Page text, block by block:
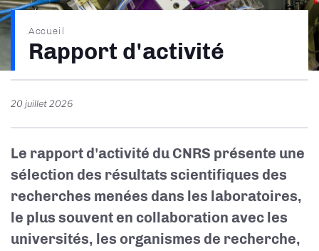
Fil
d'Ariane
Accueil
Rapport d'activité
20 juillet 2026
Le rapport d'activité du CNRS présente une
sélection des résultats scientifiques des
recherches menées dans les laboratoires,
le plus souvent en collaboration avec les
universités, les organismes de recherche,